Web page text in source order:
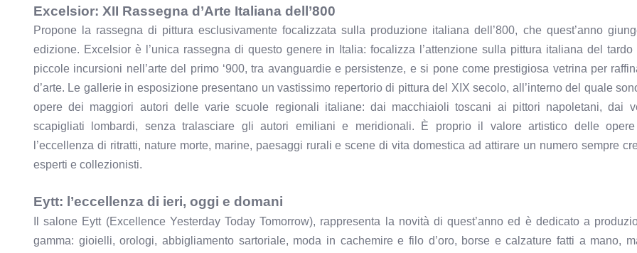
Excelsior: XII Rassegna d’Arte Italiana dell’800
Propone la rassegna di pittura esclusivamente focalizzata sulla produzione italiana dell’800, che quest’anno
edizione. Excelsior è l’unica rassegna di questo genere in Italia: focalizza l’attenzione sulla pittura italiana del tardo
piccole incursioni nell’arte del primo ‘900, tra avanguardie e persistenze, e si pone come prestigiosa vetrina per
d’arte. Le gallerie in esposizione presentano un vastissimo repertorio di pittura del XIX secolo, all’interno del quale
opere dei maggiori autori delle varie scuole regionali italiane: dai macchiaioli toscani ai pittori napoletani, dai
scapigliati lombardi, senza tralasciare gli autori emiliani e meridionali. È proprio il valore artistico delle opere
l’eccellenza di ritratti, nature morte, marine, paesaggi rurali e scene di vita domestica ad attirare un numero sempre
esperti e collezionisti.
Eytt: l’eccellenza di ieri, oggi e domani
Il salone Eytt (Excellence Yesterday Today Tomorrow), rappresenta la novità di quest’anno ed è dedicato a
gamma: gioielli, orologi, abbigliamento sartoriale, moda in cachemire e filo d’oro, borse e calzature fatti a mano,